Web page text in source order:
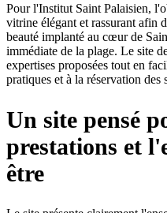
Pour l'Institut Saint Palaisien,
vitrine élégant et rassurant afin
beauté implanté au cœur de
immédiate de la plage. Le site
expertises proposées tout en
pratiques et à la réservation des
Un site pensé
prestations et
être